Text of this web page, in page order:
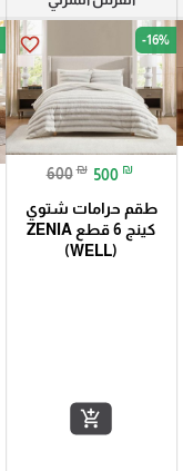
favorite_border -16%
600 ₪ 500 ₪
طقم حرامات شتوي
كينج 6 قطع ZENIA
(WELL)
add_shopping_cart